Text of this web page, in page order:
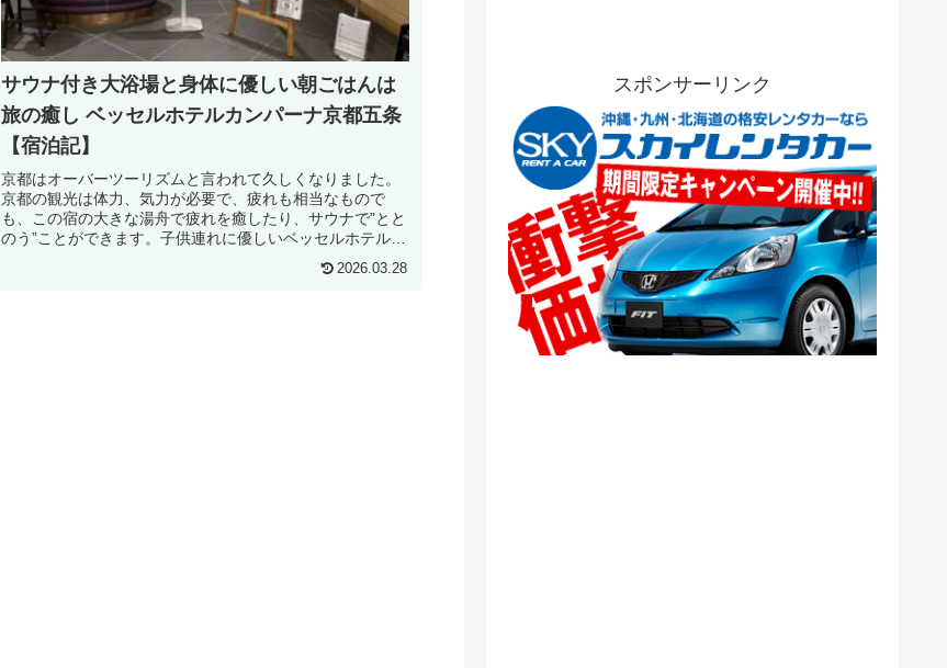
サウナ付き大浴場と身体に優しい朝ごはんは
旅の癒し ベッセルホテルカンパーナ京都五条
【宿泊記】
京都はオーバーツーリズムと言われて久しくなりました。
京都の観光は体力、気力が必要で、疲れも相当なもので
も、この宿の大きな湯舟で疲れを癒したり、サウナで”とと
のう”ことができます。子供連れに優しいベッセルホテルカ
2026.03.28
スポンサーリンク